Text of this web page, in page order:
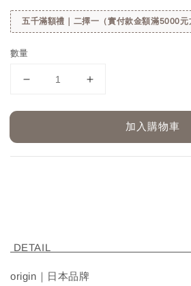
五千滿額禮｜二擇一（實付款金額滿5000元
數量
加入購物車
origin｜日本品牌